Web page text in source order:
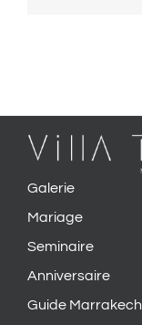
Galerie
Mariage
Seminaire
Anniversaire
Guide Marrakech